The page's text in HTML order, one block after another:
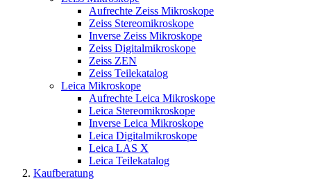
Aufrechte Zeiss Mikroskope
Zeiss Stereomikroskope
Inverse Zeiss Mikroskope
Zeiss Digitalmikroskope
Zeiss ZEN
Zeiss Teilekatalog
Leica Mikroskope
Aufrechte Leica Mikroskope
Leica Stereomikroskope
Inverse Leica Mikroskope
Leica Digitalmikroskope
Leica LAS X
Leica Teilekatalog
Kaufberatung